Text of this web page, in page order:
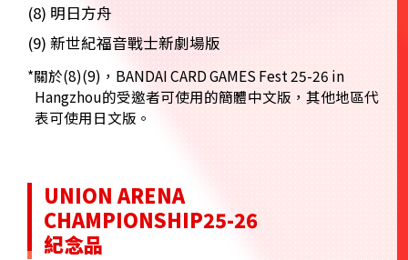
(8) 明日方舟
(9) 新世紀福音戰士新劇場版
*關於(8)(9)，BANDAI CARD GAMES Fest 25-26 in
Hangzhou的受邀者可使用的簡體中文版，其他地區代
表可使用日文版。
UNION ARENA
CHAMPIONSHIP25-26
紀念品